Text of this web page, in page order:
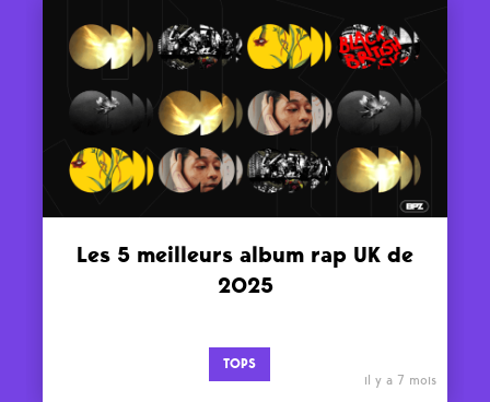
Les 5 meilleurs album rap UK de
2025
TOPS
il y a 7 mois